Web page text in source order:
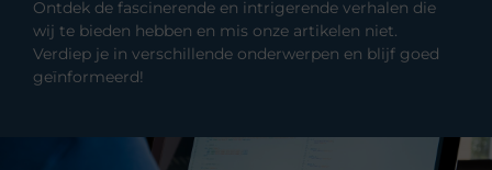
Ontdek de fascinerende en intrigerende verhalen die
wij te bieden hebben en mis onze artikelen niet.
Verdiep je in verschillende onderwerpen en blijf goed
geïnformeerd!